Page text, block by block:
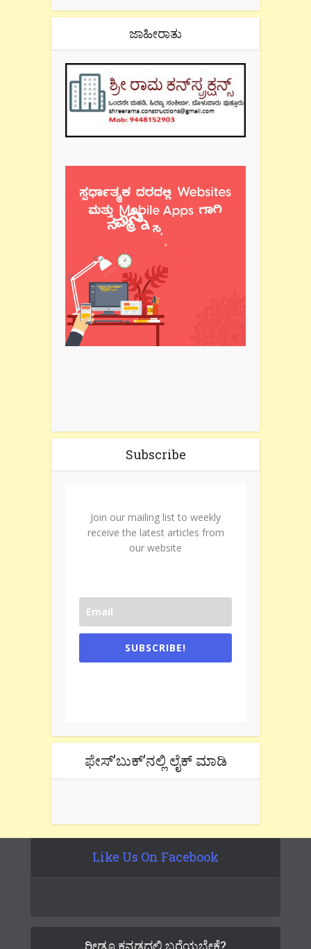
ಜಾಹೀರಾತು
Subscribe
Join our mailing list to weekly
receive the latest articles from
our website
SUBSCRIBE!
ಫೇಸ್’ಬುಕ್’ನಲ್ಲಿ ಲೈಕ್ ಮಾಡಿ
Like Us On Facebook
ರೀಡೂ ಕನ್ನಡದಲ್ಲಿ ಬರೆಯಬೇಕೆ?